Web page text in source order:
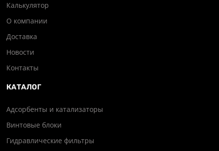
Калькулятор
О компании
Доставка
Новости
Контакты
КАТАЛОГ
Адсорбенты и катализаторы
Винтовые блоки
Гидравлические фильтры